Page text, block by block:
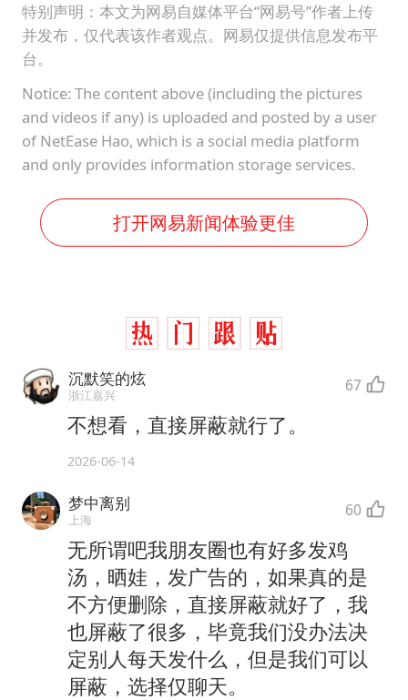
特别声明：本文为网易自媒体平台“网易号”作者上传
并发布，仅代表该作者观点。网易仅提供信息发布平
台。
Notice: The content above (including the pictures
and videos if any) is uploaded and posted by a user
of NetEase Hao, which is a social media platform
and only provides information storage services.
打开网易新闻体验更佳
沉默笑的炫
浙江嘉兴 67
不想看，直接屏蔽就行了。
2026-06-14
梦中离别
上海 60
无所谓吧我朋友圈也有好多发鸡
汤，晒娃，发广告的，如果真的是
不方便删除，直接屏蔽就好了，我
也屏蔽了很多，毕竟我们没办法决
定别人每天发什么，但是我们可以
屏蔽，选择仅聊天。